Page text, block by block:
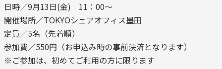
日時／9月13日(金) 11：00～
開催場所／TOKYOシェアオフィス墨田
定員／5名（先着順）
参加費／550円（お申込み時の事前決済となります）
※ご参加は、初めてご利用の方に限ります